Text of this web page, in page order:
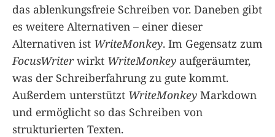
das ablenkungsfreie Schreiben vor. Daneben gibt
es weitere Alternativen – einer dieser
Alternativen ist WriteMonkey. Im Gegensatz zum
FocusWriterwirkt WriteMonkey aufgeräumter,
was der Schreiberfahrung zu gute kommt.
Außerdem unterstützt WriteMonkey Markdown
und ermöglicht so das Schreiben von
strukturierten Texten.